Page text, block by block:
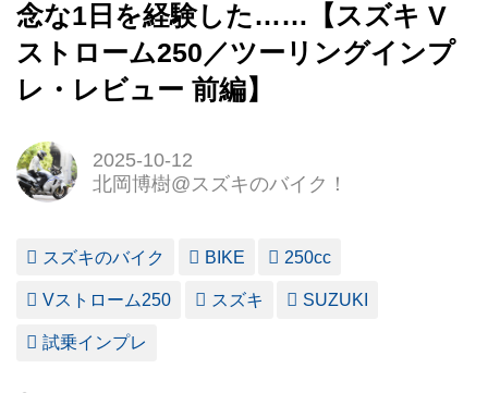
念な1日を経験した……【スズキ V
ストローム250／ツーリングインプ
レ・レビュー 前編】
2025-10-12
北岡博樹@スズキのバイク！
スズキのバイク BIKE 250cc
Vストローム250 スズキ SUZUKI
試乗インプレ